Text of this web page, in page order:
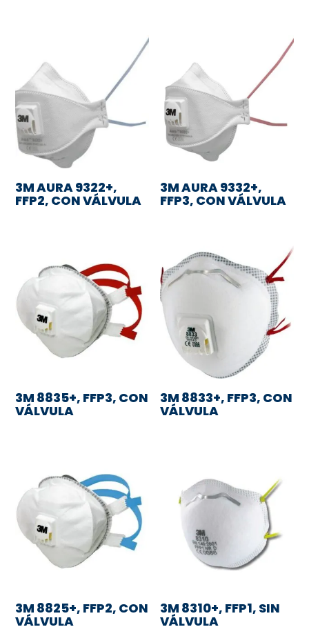
3M AURA 9322+,
FFP2, CON VÁLVULA
3M AURA 9332+,
FFP3, CON VÁLVULA
3M 8835+, FFP3, CON
VÁLVULA
3M 8833+, FFP3, CON
VÁLVULA
3M 8825+, FFP2, CON
VÁLVULA
3M 8310+, FFP1, SIN
VÁLVULA